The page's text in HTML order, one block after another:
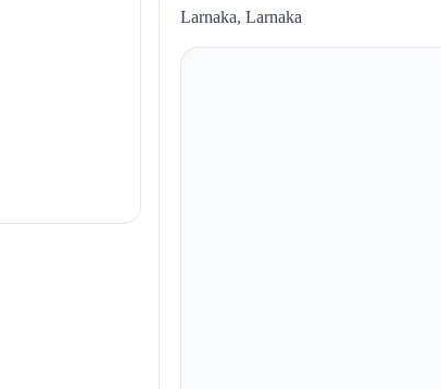
Larnaka, Larnaka